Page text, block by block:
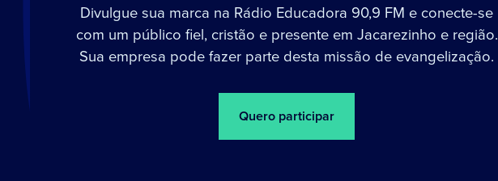
Divulgue sua marca na Rádio Educadora 90,9 FM e conecte-se
com um público fiel, cristão e presente em Jacarezinho e região.
Sua empresa pode fazer parte desta missão de evangelização.
Quero participar